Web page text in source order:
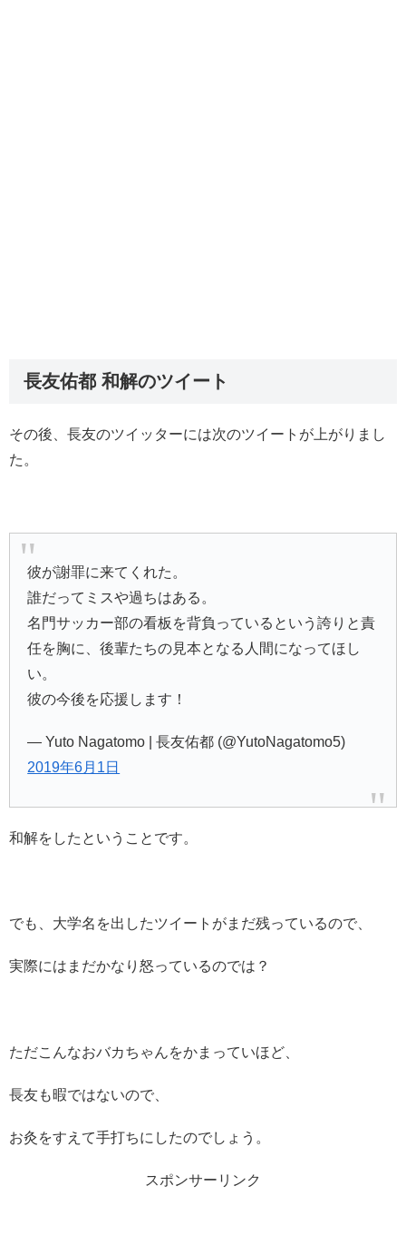
長友佑都 和解のツイート
その後、長友のツイッターには次のツイートが上がりまし
た。
彼が謝罪に来てくれた。
誰だってミスや過ちはある。
名門サッカー部の看板を背負っているという誇りと責
任を胸に、後輩たちの見本となる人間になってほし
い。
彼の今後を応援します！
— Yuto Nagatomo | 長友佑都 (@YutoNagatomo5)
2019年6月1日
和解をしたということです。
でも、大学名を出したツイートがまだ残っているので、
実際にはまだかなり怒っているのでは？
ただこんなおバカちゃんをかまっていほど、
長友も暇ではないので、
お灸をすえて手打ちにしたのでしょう。
スポンサーリンク